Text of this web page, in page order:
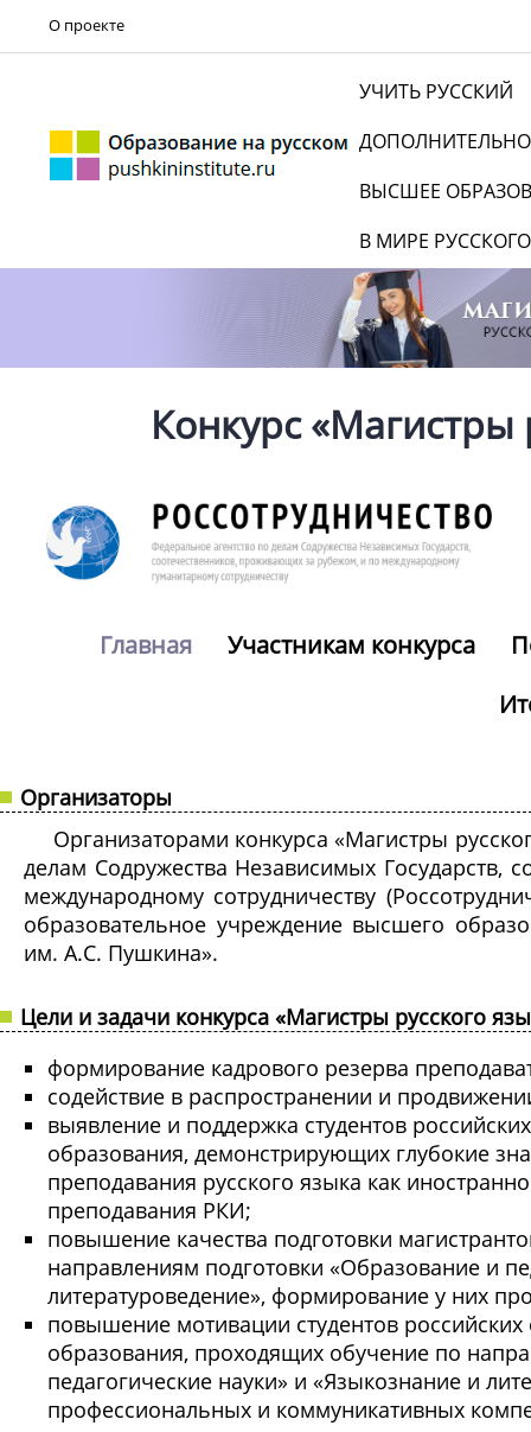
О проекте
УЧИТЬ РУССКИЙ
ВЫСШЕЕ
В МИРЕ
Конкурс «Магистры
Главная Участникам конкурса
Организаторы
Организаторами конкурса «Магистры
делам Содружества Независимых Государств,
международному сотрудничеству
образовательное учреждение высшего
им. А.С. Пушкина».
Цели и задачи конкурса «Магистры русского
формирование кадрового резерва
содействие в распространении и
выявление и поддержка студентов
образования, демонстрирующих глубокие
преподавания русского языка как
преподавания РКИ;
повышение качества подготовки
направлениям подготовки «Образование и
литературоведение», формирование у них
повышение мотивации студентов
образования, проходящих обучение по
педагогические науки» и «Языкознание и
профессиональных и коммуникативных